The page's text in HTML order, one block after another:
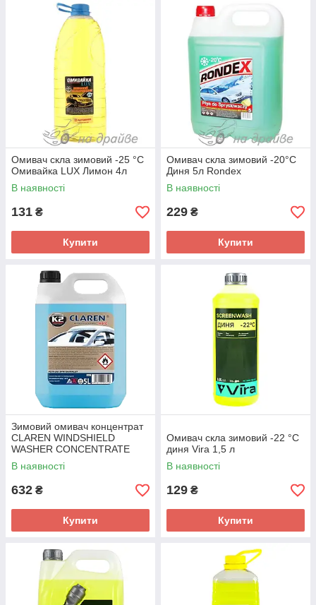
Омивач скла зимовий -25 °C
Омивайка LUX Лимон 4л
В наявності
131 ₴
Купити
Омивач скла зимовий -20°C
Диня 5л Rondex
В наявності
229 ₴
Купити
Зимовий омивач концентрат
CLAREN WINDSHIELD
WASHER CONCENTRATE
-40C 5л (K645) K2
В наявності
632 ₴
Купити
Омивач скла зимовий -22 °C
диня Vira 1,5 л
В наявності
129 ₴
Купити